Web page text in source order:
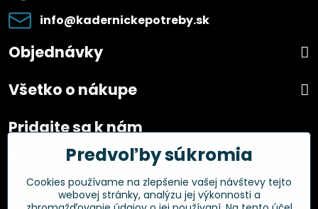
info​@kadernickepotreby​.sk
Objednávky
Všetko o nákupe
Pridajte sa k nám
FacebookPredvoľby súkromia
Cookies používame na zlepšenie vašej návštevy tejto
webovej stránky, analýzu jej výkonnosti a